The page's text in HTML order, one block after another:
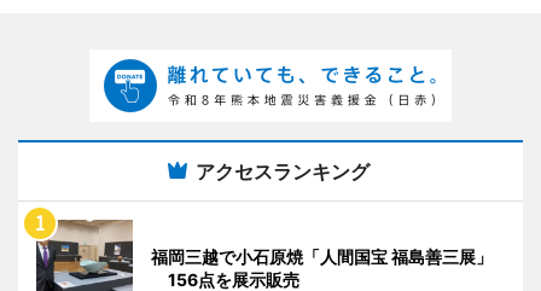
アクセスランキング
福岡三越で小石原焼「人間国宝 福島善三展」
156点を展示販売